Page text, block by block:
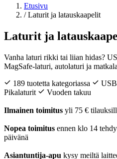
Etusivu
/ Laturit ja latauskaapelit
Laturit ja
Vanha laturi rikki tai liian hidas?
MagSafe-laturi, autolaturi ja
189 tuotetta kategoriassa
Pikalaturit
Vuoden takuu
Ilmainen toimitus yli 75 €
Nopea toimitus ennen klo 14
päivänä
Asiantuntija-apu kysy meiltä